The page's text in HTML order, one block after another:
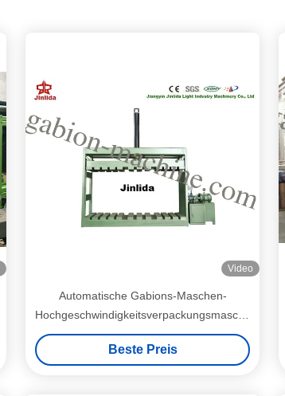
Video
Automatische Gabions-Maschen-
Hochgeschwindigkeitsverpackungsmaschine
für 3m x 1m x 1m Kasten-Packpresse
Beste Preis